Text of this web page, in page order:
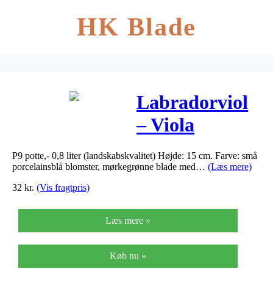
HK Blade
Labradorviol
– Viola
labradorica
P9 potte,- 0,8 liter (landskabskvalitet) Højde: 15 cm. Farve: små
porcelainsblå blomster, mørkegrønne blade med… (Læs mere)
32 kr. (Vis fragtpris)
Læs mere »
Køb nu »